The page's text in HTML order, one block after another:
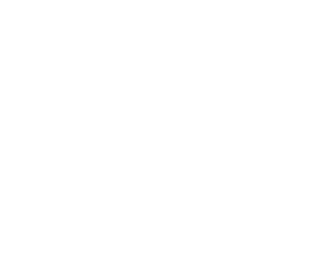
完全就去打防御塔-在网络环境下代指作死